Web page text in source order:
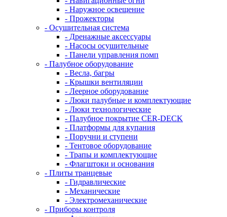
- Наружное освещение
- Прожекторы
- Осушительная система
- Дренажные аксессуары
- Насосы осушительные
- Панели управления помп
- Палубное оборудование
- Весла, багры
- Крышки вентиляции
- Леерное оборудование
- Люки палубные и комплектующие
- Люки технологические
- Палубное покрытие CER-DECK
- Платформы для купания
- Поручни и ступени
- Тентовое оборудование
- Трапы и комплектующие
- Флагштоки и основания
- Плиты транцевые
- Гидравлические
- Механические
- Электромеханические
- Приборы контроля